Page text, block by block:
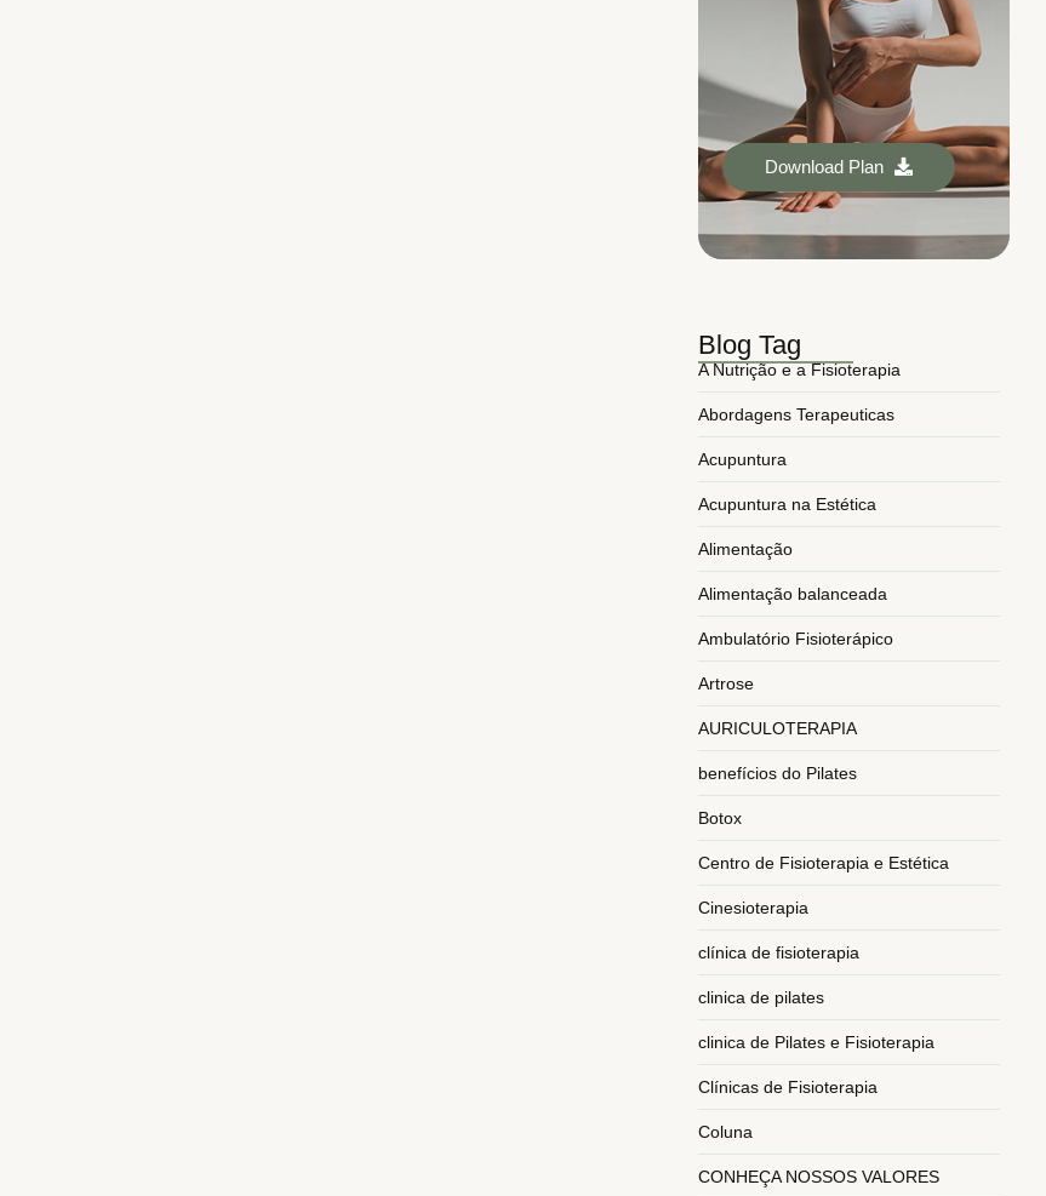
Download Plan
Blog Tag
A Nutrição e a Fisioterapia
Abordagens Terapeuticas
Acupuntura
Acupuntura na Estética
Alimentação
Alimentação balanceada
Ambulatório Fisioterápico
Artrose
AURICULOTERAPIA
benefícios do Pilates
Botox
Centro de Fisioterapia e Estética
Cinesioterapia
clínica de fisioterapia
clinica de pilates
clinica de Pilates e Fisioterapia
Clínicas de Fisioterapia
Coluna
CONHEÇA NOSSOS VALORES